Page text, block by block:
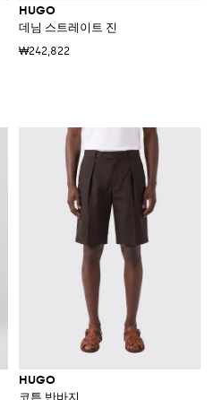
HUGO
데님 스트레이트 진
₩242,822
HUGO
코튼 반바지